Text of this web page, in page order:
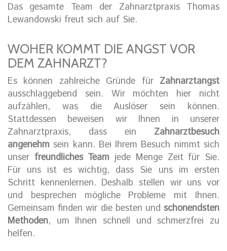
Das gesamte Team der Zahnarztpraxis Thomas
Lewandowski freut sich auf Sie.
WOHER KOMMT DIE ANGST VOR
DEM ZAHNARZT?
Es können zahlreiche Gründe für Zahnarztangst
ausschlaggebend sein. Wir möchten hier nicht
aufzählen, was die Auslöser sein können.
Stattdessen beweisen wir Ihnen in unserer
Zahnarztpraxis, dass ein Zahnarztbesuch
angenehm sein kann. Bei Ihrem Besuch nimmt sich
unser freundliches Team jede Menge Zeit für Sie.
Für uns ist es wichtig, dass Sie uns im ersten
Schritt kennenlernen. Deshalb stellen wir uns vor
und besprechen mögliche Probleme mit Ihnen.
Gemeinsam finden wir die besten und schonendsten
Methoden, um Ihnen schnell und schmerzfrei zu
helfen.